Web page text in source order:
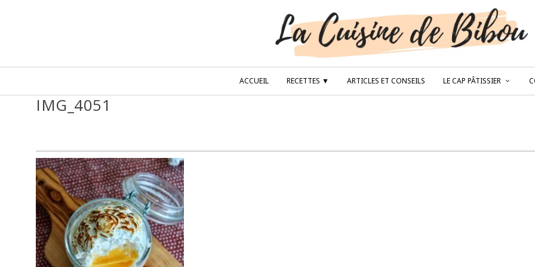
ACCUEIL RECETTES ▼ ARTICLES ET CONSEILS LE CAP PÂTISSIER
IMG_4051